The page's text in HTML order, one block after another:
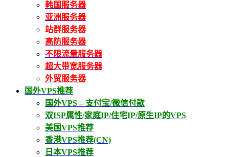
韩国服务器
亚洲服务器
站群服务器
高防服务器
不限流量服务器
超大带宽服务器
外贸服务器
国外VPS推荐
国外VPS – 支付宝/微信付款
双ISP属性/家庭IP/住宅IP/原生IP的VPS
美国VPS推荐
香港VPS推荐(CN)
日本VPS推荐